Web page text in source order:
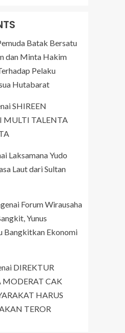
Batak Bersatu
dan Minta Hakim
Pelaku
Hutabarat
SHIREEN
MULTI TALENTA
Laksamana Yudo
Laut dari Sultan
Forum Wirausaha
Yunus
Bangkitkan Ekonomi
DIREKTUR
CAK
HARUS
TEROR